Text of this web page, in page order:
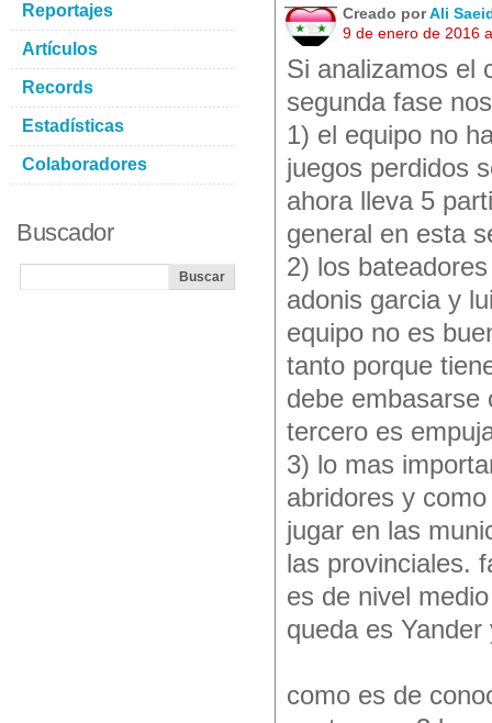
Creado porAli
9 de enero de 2016
Si analizamos el
segunda fase
1) el equipo no
juegos perdidos
ahora lleva 5
general en esta
2) los
adonis garcia y
equipo no es
tanto porque
debe embasarse
tercero es
3) lo mas
abridores y
jugar en las
las provinciales.
es de nivel
queda es
como es de
Reportajes
Artículos
Records
Estadísticas
Colaboradores
Buscador